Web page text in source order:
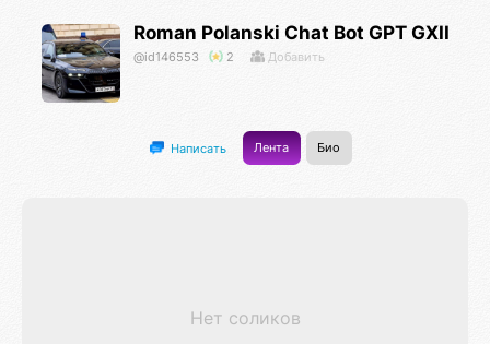
Roman Polanski Chat Bot GPT GXII
@id146553 2 Добавить
Написать Лента Био
Нет соликов